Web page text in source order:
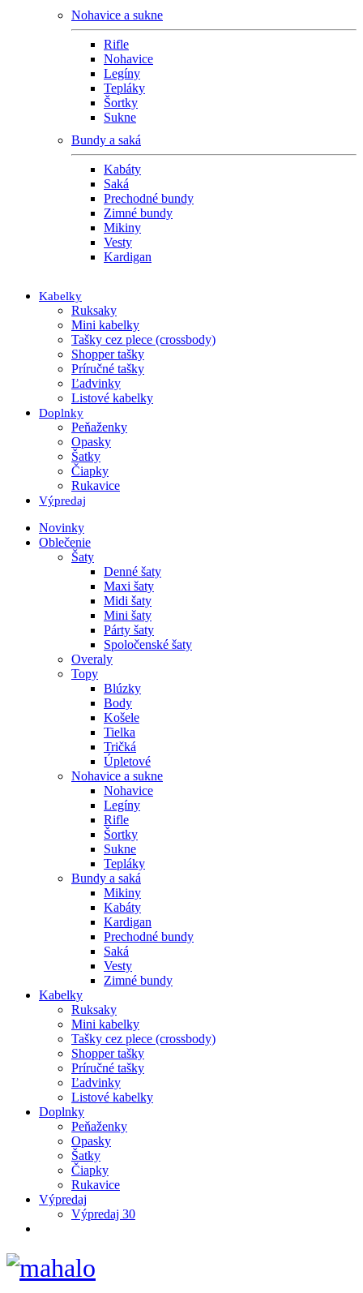
Nohavice a sukne
Rifle
Nohavice
Legíny
Tepláky
Šortky
Sukne
Bundy a saká
Kabáty
Saká
Prechodné bundy
Zimné bundy
Mikiny
Vesty
Kardigan
Kabelky
Ruksaky
Mini kabelky
Tašky cez plece (crossbody)
Shopper tašky
Príručné tašky
Ľadvinky
Listové kabelky
Doplnky
Peňaženky
Opasky
Šatky
Čiapky
Rukavice
Výpredaj
Novinky
Oblečenie
Šaty
Denné šaty
Maxi šaty
Midi šaty
Mini šaty
Párty šaty
Spoločenské šaty
Overaly
Topy
Blúzky
Body
Košele
Tielka
Tričká
Úpletové
Nohavice a sukne
Nohavice
Legíny
Rifle
Šortky
Sukne
Tepláky
Bundy a saká
Mikiny
Kabáty
Kardigan
Prechodné bundy
Saká
Vesty
Zimné bundy
Kabelky
Ruksaky
Mini kabelky
Tašky cez plece (crossbody)
Shopper tašky
Príručné tašky
Ľadvinky
Listové kabelky
Doplnky
Peňaženky
Opasky
Šatky
Čiapky
Rukavice
Výpredaj
Výpredaj 30